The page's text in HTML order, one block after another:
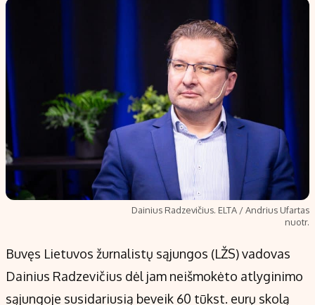
Dainius Radzevičius. ELTA / Andrius Ufartas
nuotr.
Buvęs Lietuvos žurnalistų sąjungos (LŽS) vadovas
Dainius Radzevičius dėl jam neišmokėto atlyginimo
sąjungoje susidariusią beveik 60 tūkst. eurų skolą